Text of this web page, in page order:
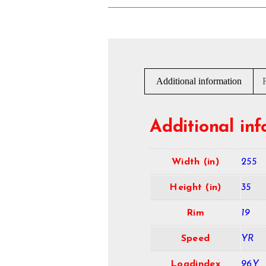
Additional information
Additional
Width (in) 255
Height (in) 35
Rim 19
Speed YR